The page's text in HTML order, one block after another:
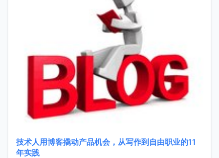
技术人用博客撬动产品机会，从写作到自由职业的11
年实践